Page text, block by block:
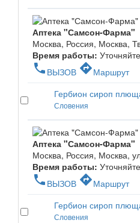
Аптека "Самсон-Фарма"
Москва, Россия, Москва,
Время работы: Уточняйте
phone ВЫЗОВ directionsМаршрут
Гербион сироп
Словения
Аптека "Самсон-Фарма"
Москва, Россия, Москва,
Время работы: Уточняйте
phone ВЫЗОВ directionsМаршрут
Гербион сироп
Словения